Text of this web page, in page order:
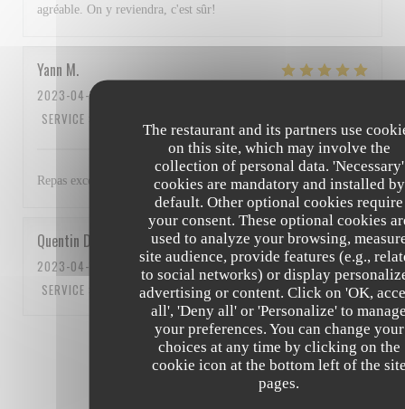
The restaurant and its partners use
on this site, which may involve the
collection of personal data. 'Necessary'
cookies are mandatory and installed by
default. Other optional cookies require
your consent. These optional cookies
used to analyze your browsing,
site audience, provide features (e.g.,
to social networks) or display
advertising or content. Click on 'OK,
all', 'Deny all' or 'Personalize' to
your preferences. You can change your
choices at any time by clicking on the
cookie icon at the bottom left of the
pages.
agréable. On y reviendra, c'est sûr!
Yann M
2023-04-15
SERVICE
Repas excellent et personnel au top Bravo à tous
Quentin D
2023-04-15
- 12:15 - GUESTS 5
SERVICE
AMBIANCE: 5/5 FOOD: 5/5 VALUE: 5/5
1 2 3